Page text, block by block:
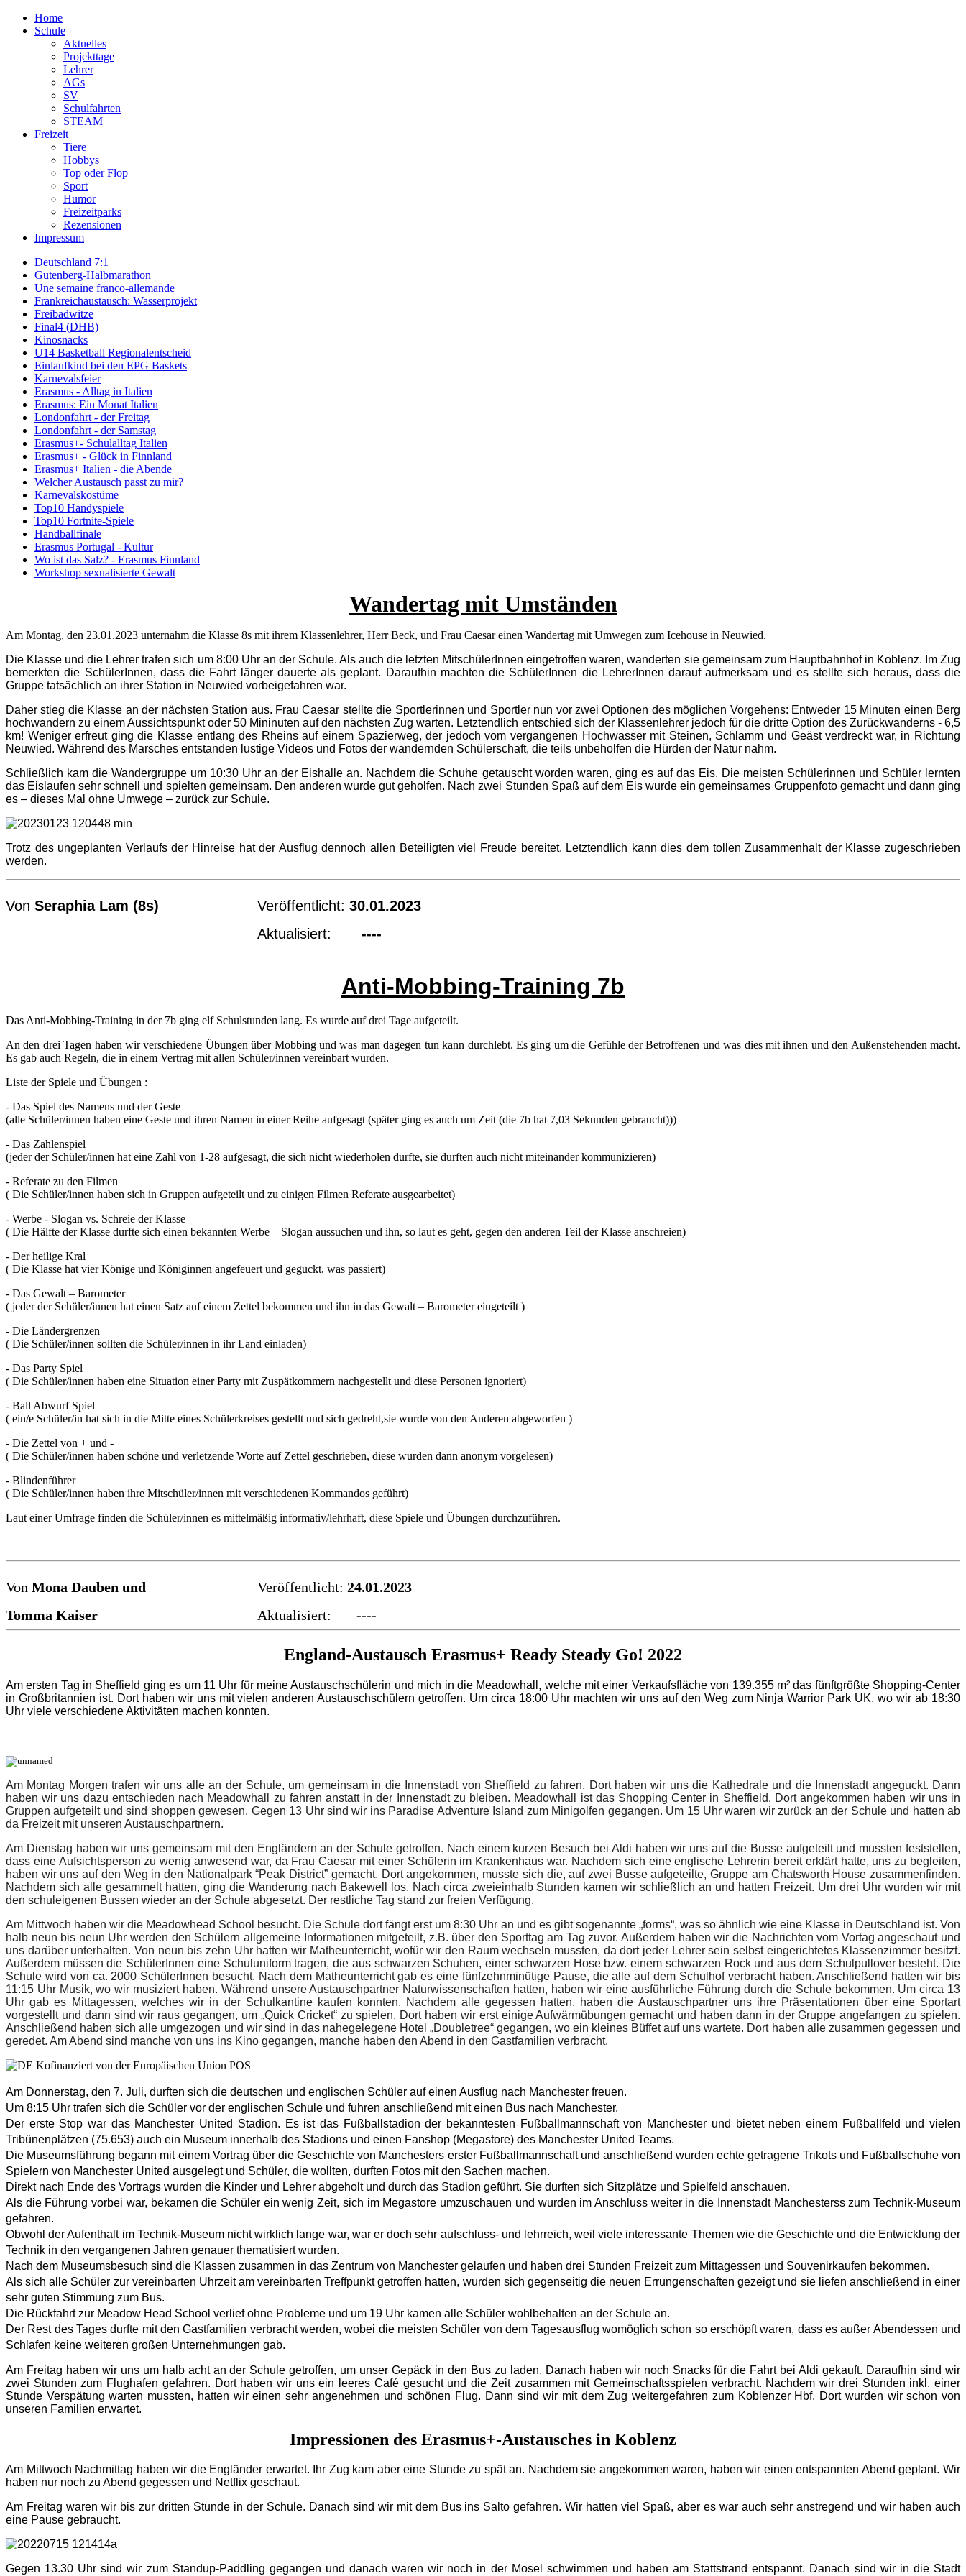
Home
Schule
Aktuelles
Projekttage
Lehrer
AGs
SV
Schulfahrten
STEAM
Freizeit
Tiere
Hobbys
Top oder Flop
Sport
Humor
Freizeitparks
Rezensionen
Impressum
Deutschland 7:1
Gutenberg-Halbmarathon
Une semaine franco-allemande
Frankreichaustausch: Wasserprojekt
Freibadwitze
Final4 (DHB)
Kinosnacks
U14 Basketball Regionalentscheid
Einlaufkind bei den EPG Baskets
Karnevalsfeier
Erasmus - Alltag in Italien
Erasmus: Ein Monat Italien
Londonfahrt - der Freitag
Londonfahrt - der Samstag
Erasmus+- Schulalltag Italien
Erasmus+ - Glück in Finnland
Erasmus+ Italien - die Abende
Welcher Austausch passt zu mir?
Karnevalskostüme
Top10 Handyspiele
Top10 Fortnite-Spiele
Handballfinale
Erasmus Portugal - Kultur
Wo ist das Salz? - Erasmus Finnland
Workshop sexualisierte Gewalt
Wandertag mit Umständen
Am Montag, den 23.01.2023 unternahm die Klasse 8s mit ihrem Klassenlehrer, Herr Beck, und Frau Caesar einen Wandertag mit Umwegen zum Icehouse in Neuwied.
Die Klasse und die Lehrer trafen sich um 8:00 Uhr an der Schule. Als auch die letzten MitschülerInnen eingetroffen waren, wanderten sie gemeinsam zum Hauptbahnhof in Koblenz. Im Zug
bemerkten die SchülerInnen, dass die Fahrt länger dauerte als geplant. Daraufhin machten die SchülerInnen die LehrerInnen darauf aufmerksam und es stellte sich heraus, dass die
Gruppe tatsächlich an ihrer Station in Neuwied vorbeigefahren war.
Daher stieg die Klasse an der nächsten Station aus. Frau Caesar stellte die Sportlerinnen und Sportler nun vor zwei Optionen des möglichen Vorgehens: Entweder 15 Minuten einen Berg
hochwandern zu einem Aussichtspunkt oder 50 Mininuten auf den nächsten Zug warten. Letztendlich entschied sich der Klassenlehrer jedoch für die dritte Option des Zurückwanderns - 6,5
km! Weniger erfreut ging die Klasse entlang des Rheins auf einem Spazierweg, der jedoch vom vergangenen Hochwasser mit Steinen, Schlamm und Geäst verdreckt war, in Richtung
Neuwied. Während des Marsches entstanden lustige Videos und Fotos der wandernden Schülerschaft, die teils unbeholfen die Hürden der Natur nahm.
Schließlich kam die Wandergruppe um 10:30 Uhr an der Eishalle an. Nachdem die Schuhe getauscht worden waren, ging es auf das Eis. Die meisten Schülerinnen und Schüler lernten
das Eislaufen sehr schnell und spielten gemeinsam. Den anderen wurde gut geholfen. Nach zwei Stunden Spaß auf dem Eis wurde ein gemeinsames Gruppenfoto gemacht und dann ging
es – dieses Mal ohne Umwege – zurück zur Schule.
Trotz des ungeplanten Verlaufs der Hinreise hat der Ausflug dennoch allen Beteiligten viel Freude bereitet. Letztendlich kann dies dem tollen Zusammenhalt der Klasse zugeschrieben
werden.
Von Seraphia Lam (8s) Veröffentlicht: 30.01.2023
Aktualisiert: ----
Anti-Mobbing-Training 7b
Das Anti-Mobbing-Training in der 7b ging elf Schulstunden lang. Es wurde auf drei Tage aufgeteilt.
An den drei Tagen haben wir verschiedene Übungen über Mobbing und was man dagegen tun kann durchlebt. Es ging um die Gefühle der Betroffenen und was dies mit ihnen und den Außenstehenden macht.
Es gab auch Regeln, die in einem Vertrag mit allen Schüler/innen vereinbart wurden.
Liste der Spiele und Übungen :
- Das Spiel des Namens und der Geste
(alle Schüler/innen haben eine Geste und ihren Namen in einer Reihe aufgesagt (später ging es auch um Zeit (die 7b hat 7,03 Sekunden gebraucht)))
- Das Zahlenspiel
(jeder der Schüler/innen hat eine Zahl von 1-28 aufgesagt, die sich nicht wiederholen durfte, sie durften auch nicht miteinander kommunizieren)
- Referate zu den Filmen
( Die Schüler/innen haben sich in Gruppen aufgeteilt und zu einigen Filmen Referate ausgearbeitet)
- Werbe - Slogan vs. Schreie der Klasse
( Die Hälfte der Klasse durfte sich einen bekannten Werbe – Slogan aussuchen und ihn, so laut es geht, gegen den anderen Teil der Klasse anschreien)
- Der heilige Kral
( Die Klasse hat vier Könige und Königinnen angefeuert und geguckt, was passiert)
- Das Gewalt – Barometer
( jeder der Schüler/innen hat einen Satz auf einem Zettel bekommen und ihn in das Gewalt – Barometer eingeteilt )
- Die Ländergrenzen
( Die Schüler/innen sollten die Schüler/innen in ihr Land einladen)
- Das Party Spiel
( Die Schüler/innen haben eine Situation einer Party mit Zuspätkommern nachgestellt und diese Personen ignoriert)
- Ball Abwurf Spiel
( ein/e Schüler/in hat sich in die Mitte eines Schülerkreises gestellt und sich gedreht,sie wurde von den Anderen abgeworfen )
- Die Zettel von + und -
( Die Schüler/innen haben schöne und verletzende Worte auf Zettel geschrieben, diese wurden dann anonym vorgelesen)
- Blindenführer
( Die Schüler/innen haben ihre Mitschüler/innen mit verschiedenen Kommandos geführt)
Laut einer Umfrage finden die Schüler/innen es mittelmäßig informativ/lehrhaft, diese Spiele und Übungen durchzuführen.
Von Mona Dauben und
Tomma Kaiser
Veröffentlicht: 24.01.2023
Aktualisiert: ----
England-Austausch Erasmus+ Ready Steady Go! 2022
Am ersten Tag in Sheffield ging es um 11 Uhr für meine Austauschschülerin und mich in die Meadowhall, welche mit einer Verkaufsfläche von 139.355 m² das fünftgrößte Shopping-Center
in Großbritannien ist. Dort haben wir uns mit vielen anderen Austauschschülern getroffen. Um circa 18:00 Uhr machten wir uns auf den Weg zum Ninja Warrior Park UK, wo wir ab 18:30
Uhr viele verschiedene Aktivitäten machen konnten.
Am Montag Morgen trafen wir uns alle an der Schule, um gemeinsam in die Innenstadt von Sheffield zu fahren. Dort haben wir uns die Kathedrale und die Innenstadt angeguckt. Dann
haben wir uns dazu entschieden nach Meadowhall zu fahren anstatt in der Innenstadt zu bleiben. Meadowhall ist das Shopping Center in Sheffield. Dort angekommen haben wir uns in
Gruppen aufgeteilt und sind shoppen gewesen. Gegen 13 Uhr sind wir ins Paradise Adventure Island zum Minigolfen gegangen. Um 15 Uhr waren wir zurück an der Schule und hatten ab
da Freizeit mit unseren Austauschpartnern.
Am Dienstag haben wir uns gemeinsam mit den Engländern an der Schule getroffen. Nach einem kurzen Besuch bei Aldi haben wir uns auf die Busse aufgeteilt und mussten feststellen,
dass eine Aufsichtsperson zu wenig anwesend war, da Frau Caesar mit einer Schülerin im Krankenhaus war. Nachdem sich eine englische Lehrerin bereit erklärt hatte, uns zu begleiten,
haben wir uns auf den Weg in den Nationalpark “Peak District” gemacht. Dort angekommen, musste sich die, auf zwei Busse aufgeteilte, Gruppe am Chatsworth House zusammenfinden.
Nachdem sich alle gesammelt hatten, ging die Wanderung nach Bakewell los. Nach circa zweieinhalb Stunden kamen wir schließlich an und hatten Freizeit. Um drei Uhr wurden wir mit
den schuleigenen Bussen wieder an der Schule abgesetzt. Der restliche Tag stand zur freien Verfügung.
Am Mittwoch haben wir die Meadowhead School besucht. Die Schule dort fängt erst um 8:30 Uhr an und es gibt sogenannte „forms“, was so ähnlich wie eine Klasse in Deutschland ist. Von
halb neun bis neun Uhr werden den Schülern allgemeine Informationen mitgeteilt, z.B. über den Sporttag am Tag zuvor. Außerdem haben wir die Nachrichten vom Vortag angeschaut und
uns darüber unterhalten. Von neun bis zehn Uhr hatten wir Matheunterricht, wofür wir den Raum wechseln mussten, da dort jeder Lehrer sein selbst eingerichtetes Klassenzimmer besitzt.
Außerdem müssen die SchülerInnen eine Schuluniform tragen, die aus schwarzen Schuhen, einer schwarzen Hose bzw. einem schwarzen Rock und aus dem Schulpullover besteht. Die
Schule wird von ca. 2000 SchülerInnen besucht. Nach dem Matheunterricht gab es eine fünfzehnminütige Pause, die alle auf dem Schulhof verbracht haben. Anschließend hatten wir bis
11:15 Uhr Musik, wo wir musiziert haben. Während unsere Austauschpartner Naturwissenschaften hatten, haben wir eine ausführliche Führung durch die Schule bekommen. Um circa 13
Uhr gab es Mittagessen, welches wir in der Schulkantine kaufen konnten. Nachdem alle gegessen hatten, haben die Austauschpartner uns ihre Präsentationen über eine Sportart
vorgestellt und dann sind wir raus gegangen, um „Quick Cricket“ zu spielen. Dort haben wir erst einige Aufwärmübungen gemacht und haben dann in der Gruppe angefangen zu spielen.
Anschließend haben sich alle umgezogen und wir sind in das nahegelegene Hotel „Doubletree“ gegangen, wo ein kleines Büffet auf uns wartete. Dort haben alle zusammen gegessen und
geredet. Am Abend sind manche von uns ins Kino gegangen, manche haben den Abend in den Gastfamilien verbracht.
Am Donnerstag, den 7. Juli, durften sich die deutschen und englischen Schüler auf einen Ausflug nach Manchester freuen.
Um 8:15 Uhr trafen sich die Schüler vor der englischen Schule und fuhren anschließend mit einen Bus nach Manchester.
Der erste Stop war das Manchester United Stadion. Es ist das Fußballstadion der bekanntesten Fußballmannschaft von Manchester und bietet neben einem Fußballfeld und vielen
Tribünenplätzen (75.653) auch ein Museum innerhalb des Stadions und einen Fanshop (Megastore) des Manchester United Teams.
Die Museumsführung begann mit einem Vortrag über die Geschichte von Manchesters erster Fußballmannschaft und anschließend wurden echte getragene Trikots und Fußballschuhe von
Spielern von Manchester United ausgelegt und Schüler, die wollten, durften Fotos mit den Sachen machen.
Direkt nach Ende des Vortrags wurden die Kinder und Lehrer abgeholt und durch das Stadion geführt. Sie durften sich Sitzplätze und Spielfeld anschauen.
Als die Führung vorbei war, bekamen die Schüler ein wenig Zeit, sich im Megastore umzuschauen und wurden im Anschluss weiter in die Innenstadt Manchesterss zum Technik-Museum
gefahren.
Obwohl der Aufenthalt im Technik-Museum nicht wirklich lange war, war er doch sehr aufschluss- und lehrreich, weil viele interessante Themen wie die Geschichte und die Entwicklung der
Technik in den vergangenen Jahren genauer thematisiert wurden.
Nach dem Museumsbesuch sind die Klassen zusammen in das Zentrum von Manchester gelaufen und haben drei Stunden Freizeit zum Mittagessen und Souvenirkaufen bekommen.
Als sich alle Schüler zur vereinbarten Uhrzeit am vereinbarten Treffpunkt getroffen hatten, wurden sich gegenseitig die neuen Errungenschaften gezeigt und sie liefen anschließend in einer
sehr guten Stimmung zum Bus.
Die Rückfahrt zur Meadow Head School verlief ohne Probleme und um 19 Uhr kamen alle Schüler wohlbehalten an der Schule an.
Der Rest des Tages durfte mit den Gastfamilien verbracht werden, wobei die meisten Schüler von dem Tagesausflug womöglich schon so erschöpft waren, dass es außer Abendessen und
Schlafen keine weiteren großen Unternehmungen gab.
Am Freitag haben wir uns um halb acht an der Schule getroffen, um unser Gepäck in den Bus zu laden. Danach haben wir noch Snacks für die Fahrt bei Aldi gekauft. Daraufhin sind wir
zwei Stunden zum Flughafen gefahren. Dort haben wir uns ein leeres Café gesucht und die Zeit zusammen mit Gemeinschaftsspielen verbracht. Nachdem wir drei Stunden inkl. einer
Stunde Verspätung warten mussten, hatten wir einen sehr angenehmen und schönen Flug. Dann sind wir mit dem Zug weitergefahren zum Koblenzer Hbf. Dort wurden wir schon von
unseren Familien erwartet.
Impressionen des Erasmus+-Austausches in Koblenz
Am Mittwoch Nachmittag haben wir die Engländer erwartet. Ihr Zug kam aber eine Stunde zu spät an. Nachdem sie angekommen waren, haben wir einen entspannten Abend geplant. Wir
haben nur noch zu Abend gegessen und Netflix geschaut.
Am Freitag waren wir bis zur dritten Stunde in der Schule. Danach sind wir mit dem Bus ins Salto gefahren. Wir hatten viel Spaß, aber es war auch sehr anstregend und wir haben auch
eine Pause gebraucht.
Gegen 13.30 Uhr sind wir zum Standup-Paddling gegangen und danach waren wir noch in der Mosel schwimmen und haben am Stattstrand entspannt. Danach sind wir in die Stadt